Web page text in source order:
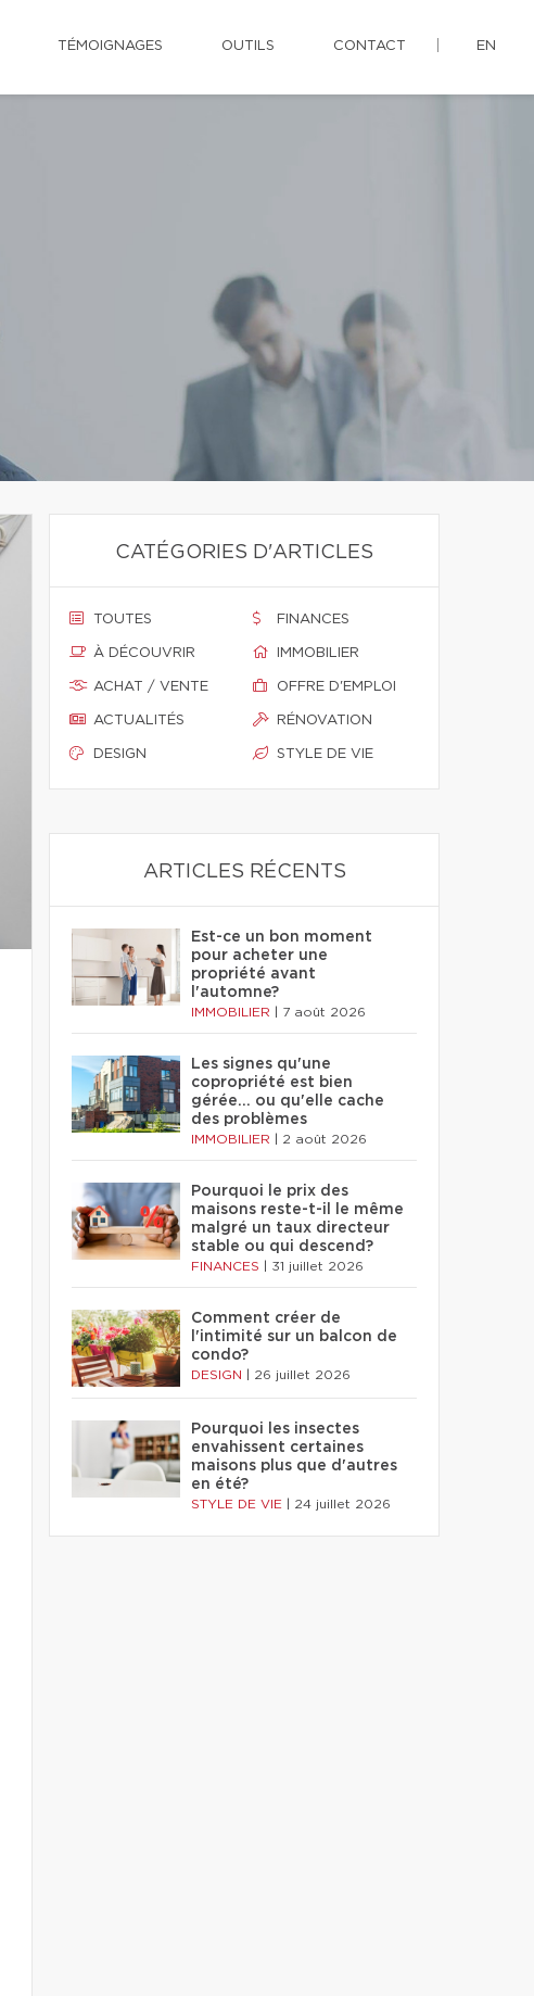
TÉMOIGNAGES OUTILS CONTACT EN
CATÉGORIES D'ARTICLES
TOUTES
À DÉCOUVRIR
ACHAT / VENTE
ACTUALITÉS
DESIGN
FINANCES
IMMOBILIER
OFFRE D'EMPLOI
RÉNOVATION
STYLE DE VIE
ARTICLES RÉCENTS
Est-ce un bon moment
pour acheter une
propriété avant
l'automne?
IMMOBILIER 7 août 2026
Les signes qu'une
copropriété est bien
gérée… ou qu'elle cache
des problèmes
IMMOBILIER 2 août 2026
Pourquoi le prix des
maisons reste-t-il le même
malgré un taux directeur
stable ou qui descend?
FINANCES 31 juillet 2026
Comment créer de
l'intimité sur un balcon de
condo?
DESIGN 26 juillet 2026
Pourquoi les insectes
envahissent certaines
maisons plus que d'autres
en été?
STYLE DE VIE 24 juillet 2026